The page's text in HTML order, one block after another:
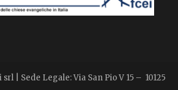
| Sede Legale: Via San Pio V 15 – 10125